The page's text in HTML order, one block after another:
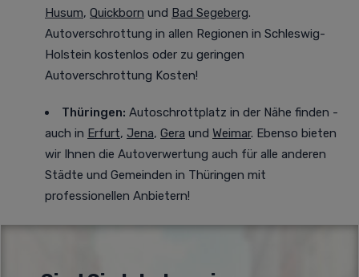
Husum, Quickborn und Bad Segeberg.
Autoverschrottung in allen Regionen in Schleswig-
Holstein kostenlos oder zu geringen
Autoverschrottung Kosten!
Thüringen: Autoschrottplatz in der Nähe finden -
auch in Erfurt, Jena, Gera und Weimar. Ebenso bieten
wir Ihnen die Autoverwertung auch für alle anderen
Städte und Gemeinden in Thüringen mit
professionellen Anbietern!